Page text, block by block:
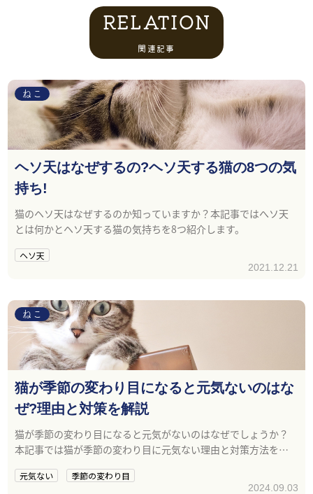
RELATION
関連記事
ねこ
ヘソ天はなぜするの?ヘソ天する猫の8つの気
持ち!
猫のヘソ天はなぜするのか知っていますか？本記事ではへソ天
とは何かとヘソ天する猫の気持ちを8つ紹介します。
ヘソ天
2021.12.21
ねこ
猫が季節の変わり目になると元気ないのはな
ぜ?理由と対策を解説
猫が季節の変わり目になると元気がないのはなぜでしょうか？
本記事では猫が季節の変わり目に元気ない理由と対策方法を解
元気ない 季節の変わり目
2024.09.03